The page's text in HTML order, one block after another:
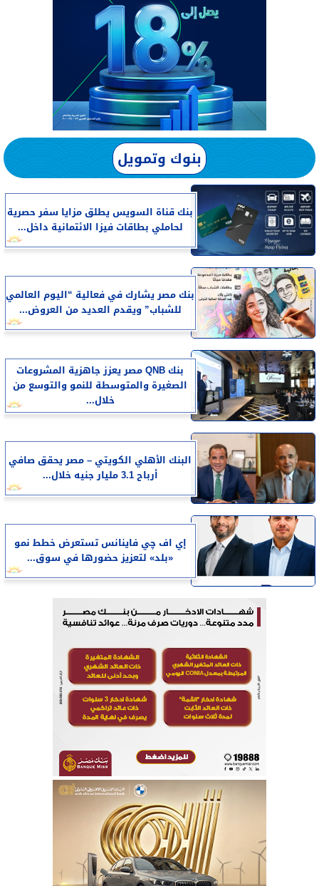
بنوك وتمويل
بنك قناة السويس يطلق مزايا سفر حصرية
لحاملي بطاقات فيزا الائتمانية داخل...
بنك مصر يشارك في فعالية “اليوم العالمي
للشباب” ويقدم العديد من العروض...
بنك QNB مصر يعزز جاهزية المشروعات
الصغيرة والمتوسطة للنمو والتوسع من
خلال...
البنك الأهلي الكويتي – مصر يحقق صافي
أرباح 3.1 مليار جنيه خلال...
إي اف چي فاينانس تستعرض خطط نمو
«بلد» لتعزيز حضورها في سوق...